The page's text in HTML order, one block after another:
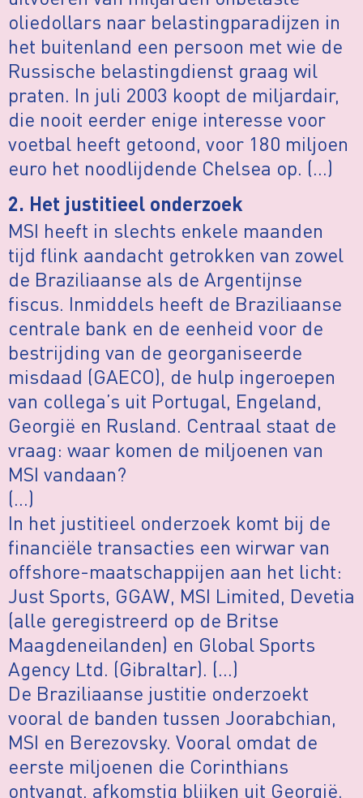
oliedollars naar belastingparadijzen in
het buitenland een persoon met wie de
Russische belastingdienst graag wil
praten. In juli 2003 koopt de miljardair,
die nooit eerder enige interesse voor
voetbal heeft getoond, voor 180 miljoen
euro het noodlijdende Chelsea op. (…)
2. Het justitieel onderzoek
MSI heeft in slechts enkele maanden
tijd flink aandacht getrokken van zowel
de Braziliaanse als de Argentijnse
fiscus. Inmiddels heeft de Braziliaanse
centrale bank en de eenheid voor de
bestrijding van de georganiseerde
misdaad (GAECO), de hulp ingeroepen
van collega’s uit Portugal, Engeland,
Georgië en Rusland. Centraal staat de
vraag: waar komen de miljoenen van
MSI vandaan?
(…)
In het justitieel onderzoek komt bij de
financiële transacties een wirwar van
offshore-maatschappijen aan het licht:
Just Sports, GGAW, MSI Limited, Devetia
(alle geregistreerd op de Britse
Maagdeneilanden) en Global Sports
Agency Ltd. (Gibraltar). (…)
De Braziliaanse justitie onderzoekt
vooral de banden tussen Joorabchian,
MSI en Berezovsky. Vooral omdat de
eerste miljoenen die Corinthians
ontvangt, afkomstig blijken uit Georgië.